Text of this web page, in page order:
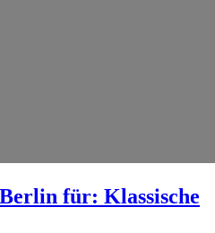
für: Klassische